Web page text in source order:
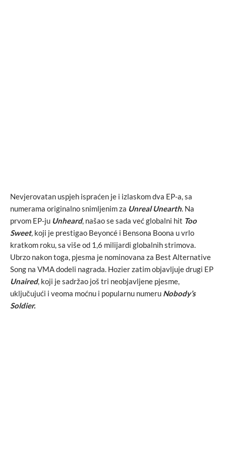
Nevjerovatan uspjeh ispraćen je i izlaskom dva EP-a, sa
numerama originalno snimljenim za Unreal Unearth. Na
prvom EP-ju Unheard, našao se sada već globalni hit Too
Sweet, koji je prestigao Beyoncé i Bensona Boona u vrlo
kratkom roku, sa više od 1,6 milijardi globalnih strimova.
Ubrzo nakon toga, pjesma je nominovana za Best Alternative
Song na VMA dodeli nagrada. Hozier zatim objavljuje drugi EP
Unaired, koji je sadržao još tri neobjavljene pjesme,
uključujući i veoma moćnu i popularnu numeru Nobody’s
Soldier.